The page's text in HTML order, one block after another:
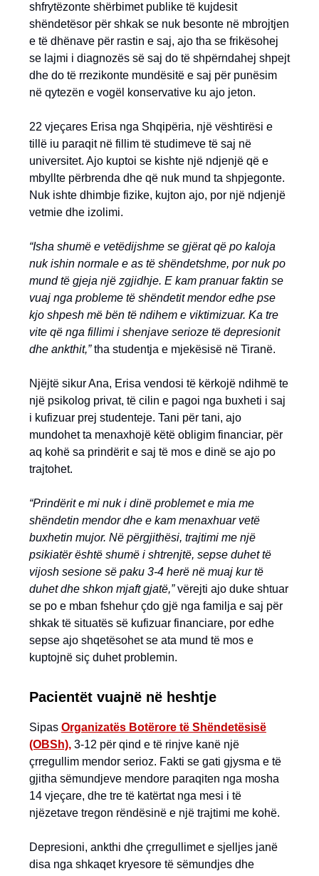
shfrytëzonte shërbimet publike të kujdesit
shëndetësor për shkak se nuk besonte në mbrojtjen
e të dhënave për rastin e saj, ajo tha se frikësohej
se lajmi i diagnozës së saj do të shpërndahej shpejt
dhe do të rrezikonte mundësitë e saj për punësim
në qytezën e vogël konservative ku ajo jeton.
22 vjeçares Erisa nga Shqipëria, një vështirësi e
tillë iu paraqit në fillim të studimeve të saj në
universitet. Ajo kuptoi se kishte një ndjenjë që e
mbyllte përbrenda dhe që nuk mund ta shpjegonte.
Nuk ishte dhimbje fizike, kujton ajo, por një ndjenjë
vetmie dhe izolimi.
“Isha shumë e vetëdijshme se gjërat që po kaloja
nuk ishin normale e as të shëndetshme, por nuk po
mund të gjeja një zgjidhje. E kam pranuar faktin se
vuaj nga probleme të shëndetit mendor edhe pse
kjo shpesh më bën të ndihem e viktimizuar. Ka tre
vite që nga fillimi i shenjave serioze të depresionit
dhe ankthit,”tha studentja e mjekësisë në Tiranë.
Njëjtë sikur Ana, Erisa vendosi të kërkojë ndihmë te
një psikolog privat, të cilin e pagoi nga buxheti i saj
i kufizuar prej studenteje. Tani për tani, ajo
mundohet ta menaxhojë këtë obligim financiar, për
aq kohë sa prindërit e saj të mos e dinë se ajo po
trajtohet.
“Prindërit e mi nuk i dinë problemet e mia me
shëndetin mendor dhe e kam menaxhuar vetë
buxhetin mujor. Në përgjithësi, trajtimi me një
psikiatër është shumë i shtrenjtë, sepse duhet të
vijosh sesione së paku 3-4 herë në muaj kur të
duhet dhe shkon mjaft gjatë,”vërejti ajo duke shtuar
se po e mban fshehur çdo gjë nga familja e saj për
shkak të situatës së kufizuar financiare, por edhe
sepse ajo shqetësohet se ata mund të mos e
kuptojnë siç duhet problemin.
Pacientët vuajnë në heshtje
Sipas Organizatës Botërore të Shëndetësisë
(OBSh), 3-12 për qind e të rinjve kanë një
çrregullim mendor serioz. Fakti se gati gjysma e të
gjitha sëmundjeve mendore paraqiten nga mosha
14 vjeçare, dhe tre të katërtat nga mesi i të
njëzetave tregon rëndësinë e një trajtimi me kohë.
Depresioni, ankthi dhe çrregullimet e sjelljes janë
disa nga shkaqet kryesore të sëmundjes dhe